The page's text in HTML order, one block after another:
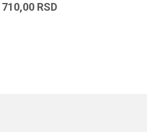
710,00 RSD